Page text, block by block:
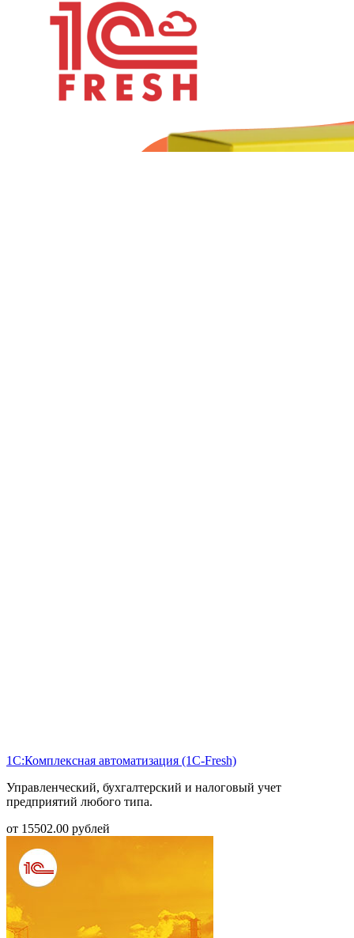
1С:Комплексная автоматизация (1С-Fresh)
Управленческий, бухгалтерский и налоговый учет
предприятий любого типа.
от 15502.00 рублей